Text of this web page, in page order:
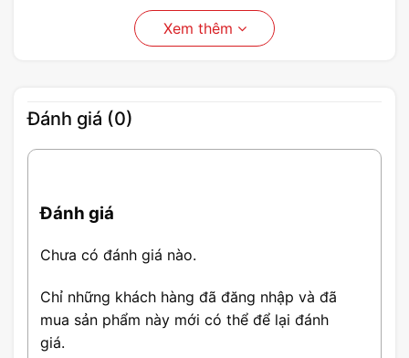
3 Mặt Kính Cường
Thiết Kế Không
Xem thêm
Đánh giá (0)
Đánh giá
Chưa có đánh giá nào.
Chỉ những khách hàng đã đăng nhập và đã
mua sản phẩm này mới có thể để lại đánh
giá.